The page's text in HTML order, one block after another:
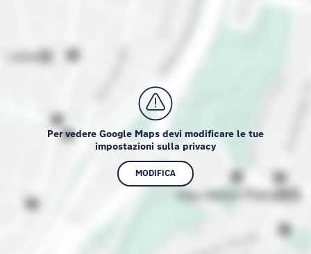
Per vedere Google Maps devi modificare le tue
impostazioni sulla privacy
MODIFICA